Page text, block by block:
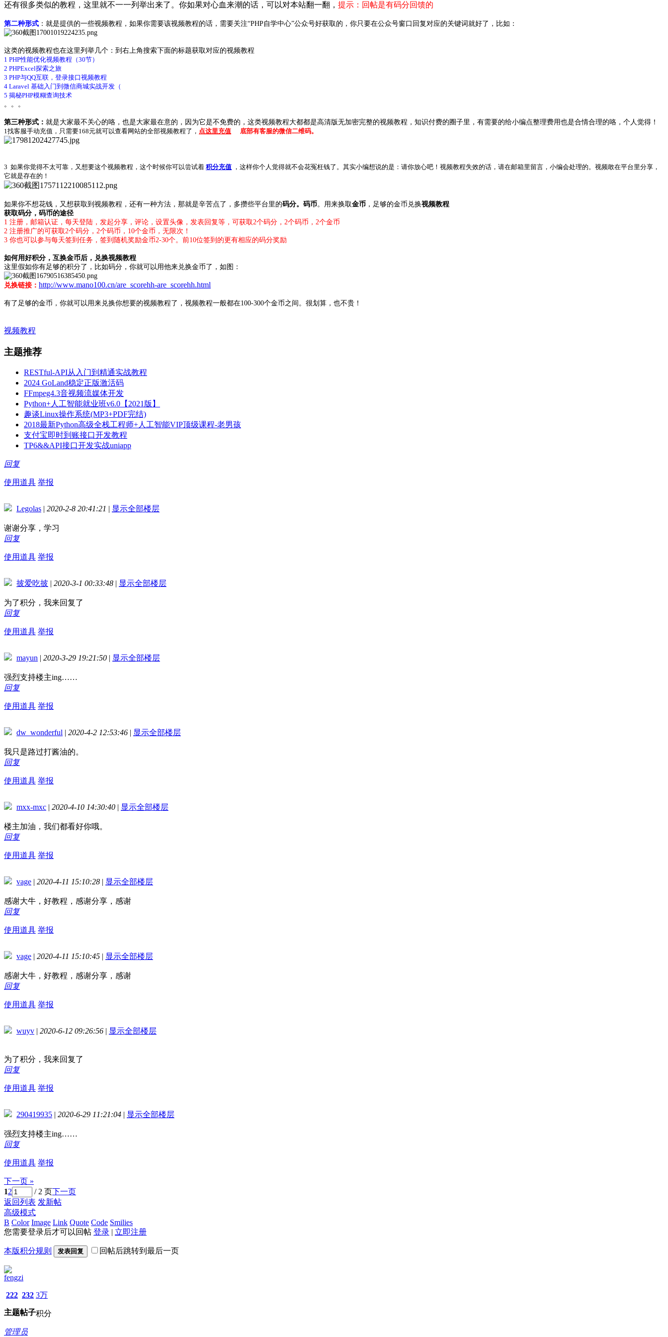
还有很多类似的教程，这里就不一一列举出来了。你如果对心血来潮的话，可以对本站翻一翻， 提示：回帖是有码分回馈的
第二种形式 ：就是提供的一些视频教程，如果你需要该视频教程的话，需要关注“PHP自学中心”公众号好获取的，你只要在公众号窗口回复对应的关键词就好了，比如：
这类的视频教程也在这里列举几个：到右上角搜索下面的标题获取对应的视频教程
1 PHP性能优化视频教程（30节）
2 PHPExcel探索之旅
3 PHP与QQ互联，登录接口视频教程
4 Laravel 基础入门到微信商城实战开发（
5 揭秘PHP模糊查询技术
。。。
第三种形式： 就是大家最不关心的咯，也是大家最在意的，因为它是不免费的，这类视频教程大都都是高清版无加密完整的视频教程，知识付费的圈子里，有需要的给小编点整理费用也是合情合理的咯，个人觉得！
1找客服手动充值，只需要168元就可以查看网站的全部视频教程了， 点这里充值 底部有客服的微信二维码。
3 如果你觉得不太可靠，又想要这个视频教程，这个时候你可以尝试着 积分充值 ，这样你个人觉得就不会花冤枉钱了。其实小编想说的是：请你放心吧！视频教程失效的话，请在邮箱里留言，小编会处理的。视频敢在平台里分享，
它就是存在的！
如果你不想花钱，又想获取到视频教程，还有一种方法，那就是辛苦点了，多攒些平台里的码分。码币 。用来换取金币 ，足够的金币兑换视频教程
获取码分，码币的途径
1 注册，邮箱认证，每天登陆，发起分享，评论，设置头像，发表回复等，可获取2个码分，2个码币，2个金币
2 注册推广的可获取2个码分，2个码币，10个金币，无限次！
3 你也可以参与每天签到任务，签到随机奖励金币2-30个。前10位签到的更有相应的码分奖励
如何用好积分，互换金币后，兑换视频教程
这里假如你有足够的积分了，比如码分，你就可以用他来兑换金币了，如图：
兑换链接： http://www.mano100.cn/are_scorehh-are_scorehh.html
有了足够的金币，你就可以用来兑换你想要的视频教程了，视频教程一般都在100-300个金币之间。很划算，也不贵！
视频教程
主题推荐
RESTful-API从入门到精通实战教程
2024 GoLand稳定正版激活码
FFmpeg4.3音视频流媒体开发
Python+人工智能就业班v6.0【2021版】
趣谈Linux操作系统(MP3+PDF完结)
2018最新Python高级全栈工程师+人工智能VIP顶级课程-老男孩
支付宝即时到账接口开发教程
TP6&&API接口开发实战uniapp
回复
使用道具 举报
Legolas | 2020-2-8 20:41:21 | 显示全部楼层
谢谢分享，学习
回复
使用道具 举报
披爱吃披 | 2020-3-1 00:33:48 | 显示全部楼层
为了积分，我来回复了
回复
使用道具 举报
mayun | 2020-3-29 19:21:50 | 显示全部楼层
强烈支持楼主ing……
回复
使用道具 举报
dw_wonderful | 2020-4-2 12:53:46 | 显示全部楼层
我只是路过打酱油的。
回复
使用道具 举报
mxx-mxc | 2020-4-10 14:30:40 | 显示全部楼层
楼主加油，我们都看好你哦。
回复
使用道具 举报
vage | 2020-4-11 15:10:28 | 显示全部楼层
感谢大牛，好教程，感谢分享，感谢
回复
使用道具 举报
vage | 2020-4-11 15:10:45 | 显示全部楼层
感谢大牛，好教程，感谢分享，感谢
回复
使用道具 举报
wuyv | 2020-6-12 09:26:56 | 显示全部楼层
为了积分，我来回复了
回复
使用道具 举报
290419935 | 2020-6-29 11:21:04 | 显示全部楼层
强烈支持楼主ing……
回复
使用道具 举报
下一页 »
12 / 2 页下一页
返回列表 发新帖
高级模式
B Color Image Link Quote Code Smilies
您需要登录后才可以回帖 登录 | 立即注册
本版积分规则 发表回复 回帖后跳转到最后一页
fengzi
222
主题
232
帖子
3万
积分
管理员